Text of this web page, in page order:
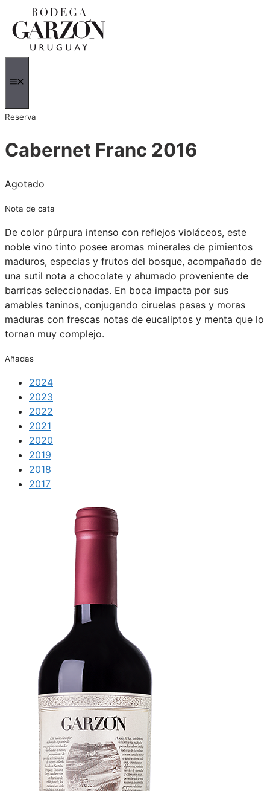
contenido
Reserva
Cabernet Franc 2016
Agotado
Nota de cata
De color púrpura intenso con reflejos violáceos, este
noble vino tinto posee aromas minerales de pimientos
maduros, especias y frutos del bosque, acompañado de
una sutil nota a chocolate y ahumado proveniente de
barricas seleccionadas. En boca impacta por sus
amables taninos, conjugando ciruelas pasas y moras
maduras con frescas notas de eucaliptos y menta que lo
tornan muy complejo.
Añadas
2024
2023
2022
2021
2020
2019
2018
2017